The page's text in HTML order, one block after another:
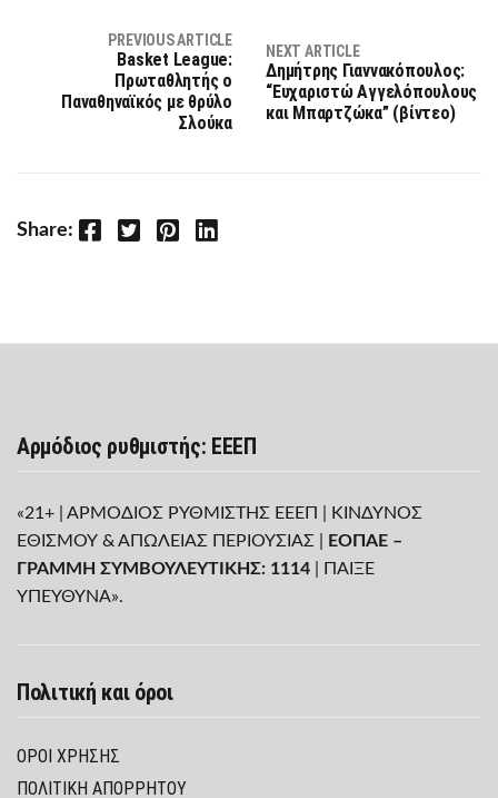
PREVIOUS ARTICLE
Basket League:
Πρωταθλητής ο
Παναθηναϊκός με θρύλο
Σλούκα
NEXT ARTICLE
Δημήτρης Γιαννακόπουλος:
“Ευχαριστώ Αγγελόπουλους
και Μπαρτζώκα” (βίντεο)
Share: Facebook Twitter Pinterest LinkedIn
Αρμόδιος ρυθμιστής: ΕΕΕΠ
«21+ | ΑΡΜΟΔΙΟΣ ΡΥΘΜΙΣΤΗΣ ΕΕΕΠ | ΚΙΝΔΥΝΟΣ
ΕΘΙΣΜΟΥ & ΑΠΩΛΕΙΑΣ ΠΕΡΙΟΥΣΙΑΣ |
ΕΟΠΑΕ –
ΓΡΑΜΜΗ ΣΥΜΒΟΥΛΕΥΤΙΚΗΣ: 1114 | ΠΑΙΞΕ
ΥΠΕΥΘΥΝΑ».
Πολιτική και όροι
ΌΡΟΙ ΧΡΉΣΗΣ
ΠΟΛΙΤΙΚΉ ΑΠΟΡΡΉΤΟΥ